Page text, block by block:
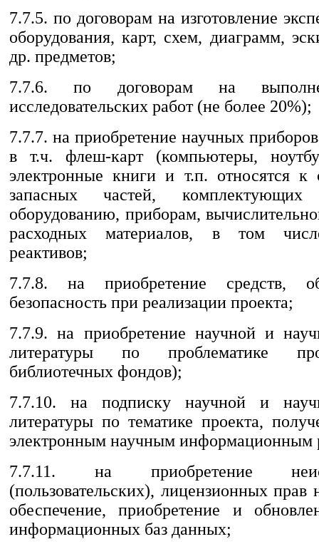
7.7.5. по договорам на изготовление
оборудования, карт, схем, диаграмм,
др. предметов;
7.7.6. по договорам на
исследовательских работ (не более 20%);
7.7.7. на приобретение научных
в т.ч. флеш-карт (компьютеры,
электронные книги и т.п. относятся к
запасных частей,
оборудованию, приборам,
расходных материалов, в том
реактивов;
7.7.8. на приобретение средств,
безопасность при реализации проекта;
7.7.9. на приобретение научной и
литературы по проблематике
библиотечных фондов);
7.7.10. на подписку научной и
литературы по тематике проекта,
электронным научным информационным
7.7.11. на приобретение
(пользовательских), лицензионных прав
обеспечение, приобретение и
информационных баз данных;